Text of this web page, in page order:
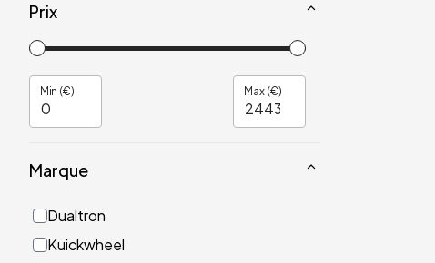
Prix
Min (€) Max (€)
Marque
Dualtron
Kuickwheel